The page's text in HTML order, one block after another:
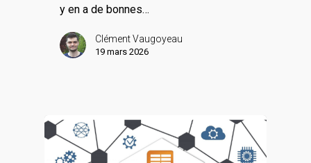
y en a de bonnes…
Clément Vaugoyeau
19 mars 2026